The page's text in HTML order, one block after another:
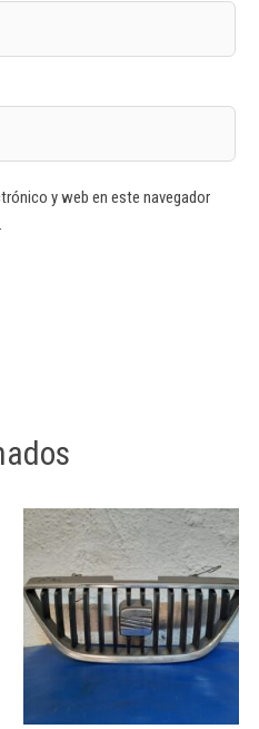
y web en este navegador